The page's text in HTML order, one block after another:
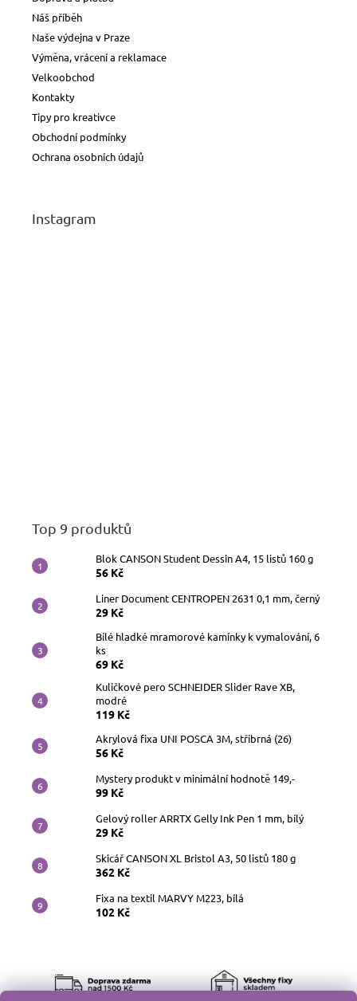
Náš příběh
Naše výdejna v Praze
Výměna, vrácení a reklamace
Velkoobchod
Kontakty
Tipy pro kreativce
Obchodní podmínky
Ochrana osobních údajů
Instagram
Top 9 produktů
Blok CANSON Student Dessin A4, 15 listů 160 g
56 Kč
Liner Document CENTROPEN 2631 0,1 mm, černý
29 Kč
Bílé hladké mramorové kamínky k vymalování, 6
ks
69 Kč
Kuličkové pero SCHNEIDER Slider Rave XB,
modré
119 Kč
Akrylová fixa UNI POSCA 3M, stříbrná (26)
56 Kč
Mystery produkt v minimální hodnotě 149,-
99 Kč
Gelový roller ARRTX Gelly Ink Pen 1 mm, bílý
29 Kč
Skicář CANSON XL Bristol A3, 50 listů 180 g
362 Kč
Fixa na textil MARVY M223, bílá
102 Kč